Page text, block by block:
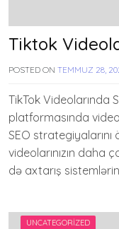
Tiktok
POSTED ON TEMMUZ 28,
TikTok Videolarında
platformasında
SEO strategiyalarını
videolarınızın daha
də axtarış
UNCATEGORIZED